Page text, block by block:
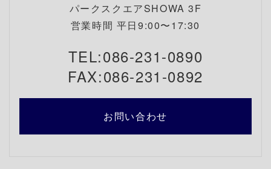
パークスクエアSHOWA 3F
営業時間 平日9:00〜17:30
TEL:086-231-0890
FAX:086-231-0892
お問い合わせ